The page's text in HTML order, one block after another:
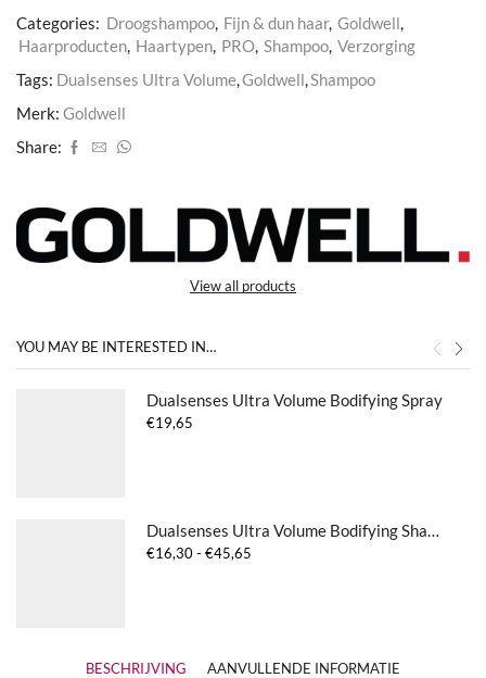
Categories: Droogshampoo, Fijn & dun haar, Goldwell,
Haarproducten, Haartypen, PRO, Shampoo, Verzorging
Tags: Dualsenses Ultra Volume,Goldwell,Shampoo
Merk: Goldwell
Share:
View all products
YOU MAY BE INTERESTED IN…
Dualsenses Ultra Volume Bodifying Spray
€19,65
Dualsenses Ultra Volume Bodifying Shampoo
€16,30- €45,65
BESCHRIJVING AANVULLENDE INFORMATIE